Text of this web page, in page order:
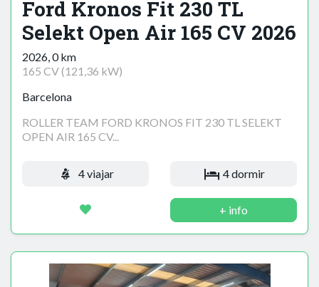
Ford Kronos Fit 230 TL
Selekt Open Air 165 CV 2026
2026, 0 km
165 CV (121,36 kW)
Barcelona
ROLLER TEAM FORD KRONOS FIT 230 TL SELEKT
OPEN AIR 165 CV...
4 viajar 4 dormir
+ info